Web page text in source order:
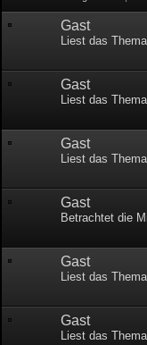
Gast
Liest das Thema
Gast
Liest das Thema
Gast
Liest das Thema
Gast
Betrachtet die
Gast
Liest das Thema
Gast
Liest das Thema